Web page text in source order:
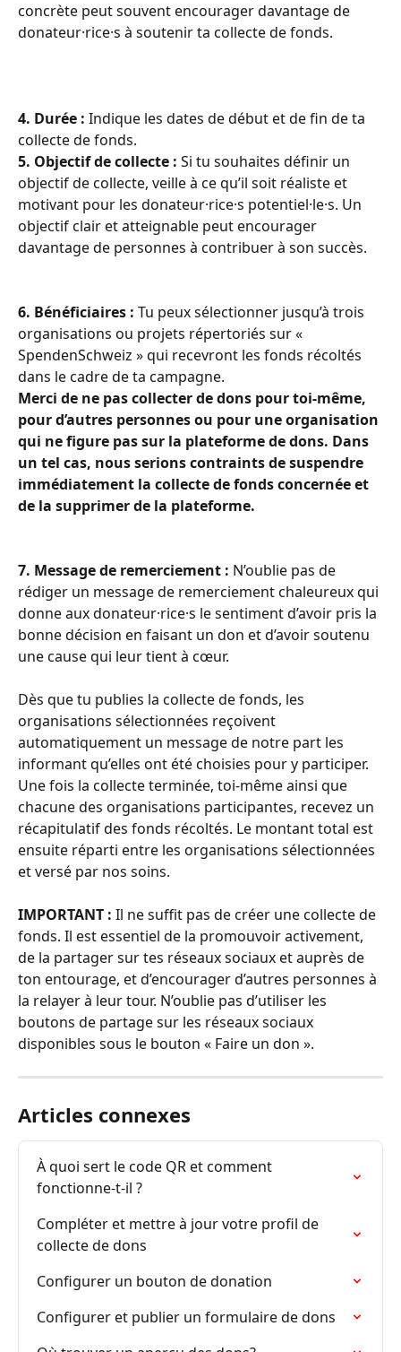
concrète peut souvent encourager davantage de
donateur·rice·s à soutenir ta collecte de fonds.
4. Durée : Indique les dates de début et de fin de ta
collecte de fonds.
5. Objectif de collecte : Si tu souhaites définir un
objectif de collecte, veille à ce qu’il soit réaliste et
motivant pour les donateur·rice·s potentiel·le·s. Un
objectif clair et atteignable peut encourager
davantage de personnes à contribuer à son succès.
6. Bénéficiaires : Tu peux sélectionner jusqu’à trois
organisations ou projets répertoriés sur «
SpendenSchweiz » qui recevront les fonds récoltés
dans le cadre de ta campagne.
Merci de ne pas collecter de dons pour toi-même,
pour d’autres personnes ou pour une organisation
qui ne figure pas sur la plateforme de dons. Dans
un tel cas, nous serions contraints de suspendre
immédiatement la collecte de fonds concernée et
de la supprimer de la plateforme.
7. Message de remerciement : N’oublie pas de
rédiger un message de remerciement chaleureux qui
donne aux donateur·rice·s le sentiment d’avoir pris la
bonne décision en faisant un don et d’avoir soutenu
une cause qui leur tient à cœur.
Dès que tu publies la collecte de fonds, les
organisations sélectionnées reçoivent
automatiquement un message de notre part les
informant qu’elles ont été choisies pour y participer.
Une fois la collecte terminée, toi-même ainsi que
chacune des organisations participantes, recevez un
récapitulatif des fonds récoltés. Le montant total est
ensuite réparti entre les organisations sélectionnées
et versé par nos soins.
IMPORTANT : Il ne suffit pas de créer une collecte de
fonds. Il est essentiel de la promouvoir activement,
de la partager sur tes réseaux sociaux et auprès de
ton entourage, et d’encourager d’autres personnes à
la relayer à leur tour. N’oublie pas d’utiliser les
boutons de partage sur les réseaux sociaux
disponibles sous le bouton « Faire un don ».
Articles connexes
À quoi sert le code QR et comment
fonctionne-t-il ?
Compléter et mettre à jour votre profil de
collecte de dons
Configurer un bouton de donation
Configurer et publier un formulaire de dons